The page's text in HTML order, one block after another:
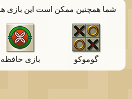
شما همچنین ممکن است این بازی
گوموكو بازی حافظه